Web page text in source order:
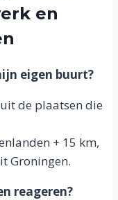
en
eigen buurt?
de plaatsen die
+ 15 km,
Groningen.
reageren?